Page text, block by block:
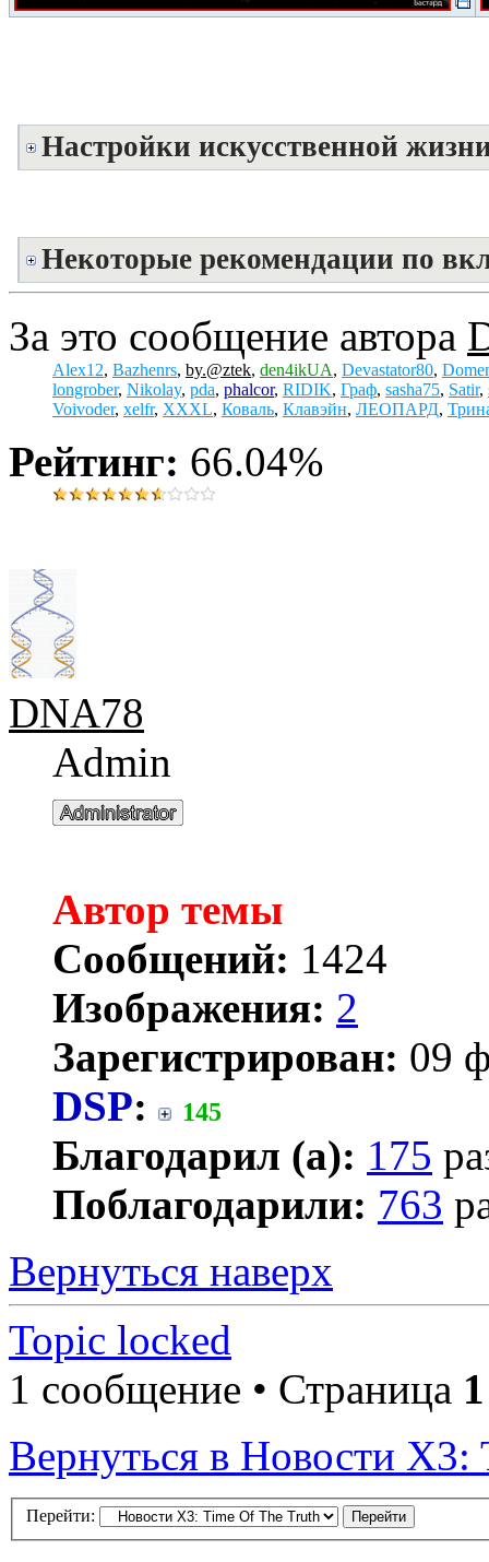
Настройки искусственной
Некоторые рекомендации по
За это сообщение автора
Alex12, Bazhenrs, by.@ztek, den4ikUA, Devastator80,
longrober, Nikolay, pda, phalcor, RIDIK, Граф, sasha75, Satir,
Voivoder, xelfr, XXXL, Коваль, Клавэйн, ЛЕОПАРД,
Рейтинг: 66.04%
DNA78
Admin
Автор темы
Сообщений: 1424
Изображения: 2
Зарегистрирован: 09
DSP: 145
Благодарил (а): 175
Поблагодарили: 763
Вернуться наверх
Topic locked
1 сообщение • Страница 1
Вернуться в Новости
Перейти: